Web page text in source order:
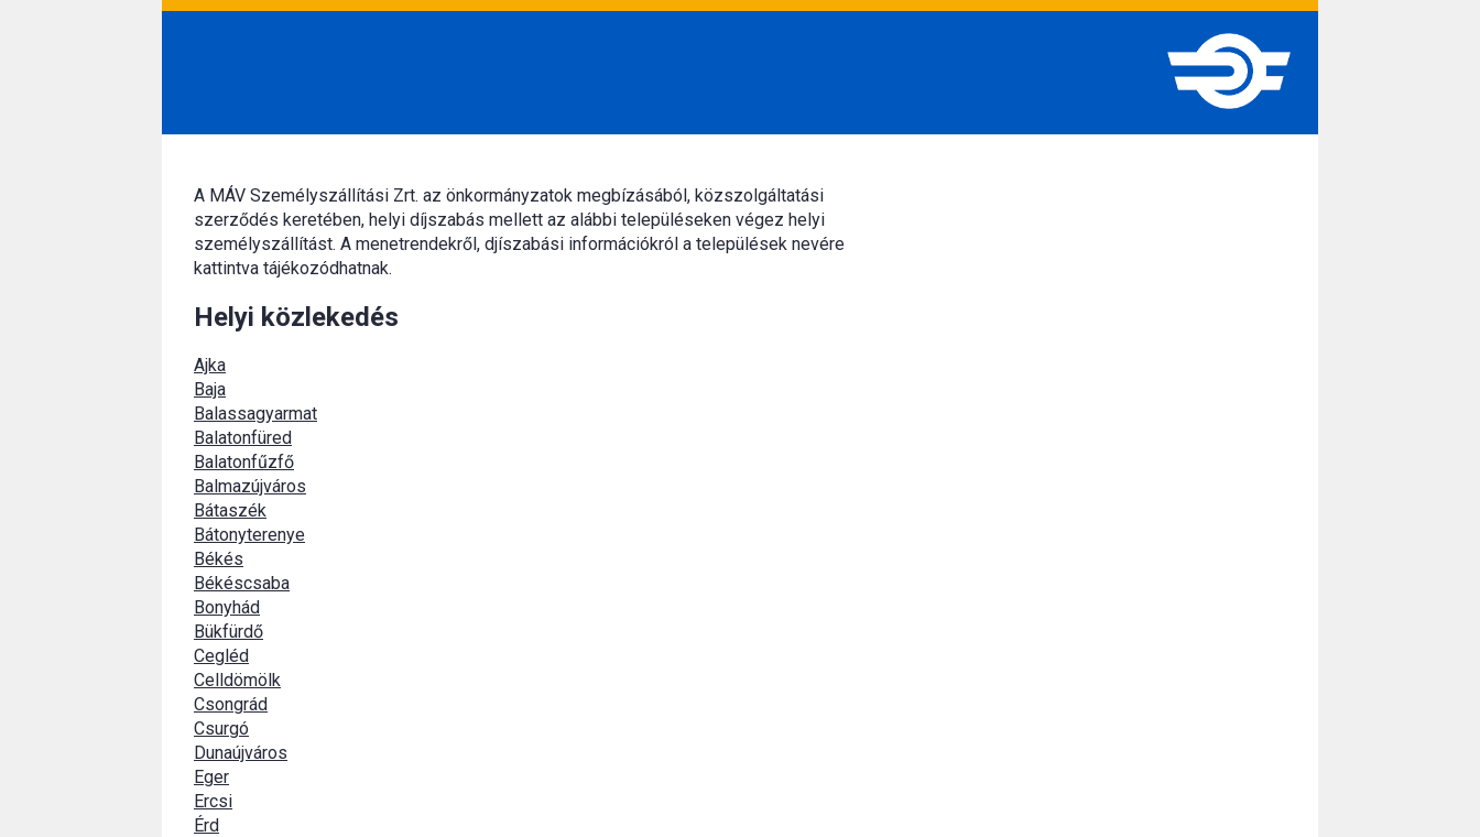
A MÁV Személyszállítási Zrt. az önkormányzatok megbízásából, közszolgáltatási
szerződés keretében, helyi díjszabás mellett az alábbi településeken végez helyi
személyszállítást. A menetrendekről, djíszabási információkról a települések nevére
kattintva tájékozódhatnak.
Helyi közlekedés
Ajka
Baja
Balassagyarmat
Balatonfüred
Balatonfűzfő
Balmazújváros
Bátaszék
Bátonyterenye
Békés
Békéscsaba
Bonyhád
Bükfürdő
Cegléd
Celldömölk
Csongrád
Csurgó
Dunaújváros
Eger
Ercsi
Érd